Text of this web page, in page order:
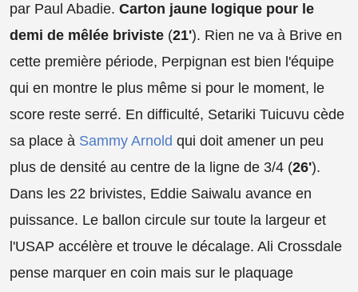
par Paul Abadie. Carton jaune logique pour le
demi de mêlée briviste (21'). Rien ne va à Brive en
cette première période, Perpignan est bien l'équipe
qui en montre le plus même si pour le moment, le
score reste serré. En difficulté, Setariki Tuicuvu cède
sa place à Sammy Arnold qui doit amener un peu
plus de densité au centre de la ligne de 3/4 (26').
Dans les 22 brivistes, Eddie Saiwalu avance en
puissance. Le ballon circule sur toute la largeur et
l'USAP accélère et trouve le décalage. Ali Crossdale
pense marquer en coin mais sur le plaquage